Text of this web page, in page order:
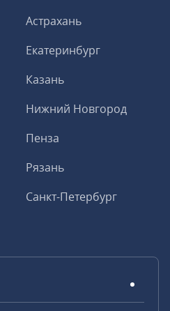
Астрахань
Екатеринбург
Казань
Нижний Новгород
Пенза
Рязань
Санкт-Петербург